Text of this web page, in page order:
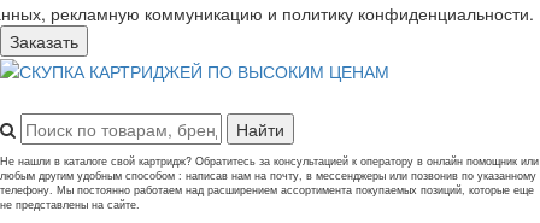
рекламную коммуникацию и политику конфиденциальности.
Заказать
Не нашли в каталоге свой картридж? Обратитесь за консультацией к оператору в онлайн помощник или
любым другим удобным способом : написав нам на почту, в мессенджеры или позвонив по указанному
телефону. Мы постоянно работаем над расширением ассортимента покупаемых позиций, которые еще
не представлены на сайте.